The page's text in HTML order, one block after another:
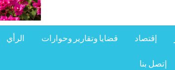
إقتصاد قضايا وتقارير وحوارات الرأي
إتصل بنا